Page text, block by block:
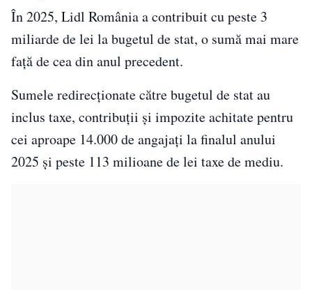
În 2025, Lidl România a contribuit cu peste 3
miliarde de lei la bugetul de stat, o sumă mai mare
față de cea din anul precedent.
Sumele redirecționate către bugetul de stat au
inclus taxe, contribuții și impozite achitate pentru
cei aproape 14.000 de angajați la finalul anului
2025 și peste 113 milioane de lei taxe de mediu.